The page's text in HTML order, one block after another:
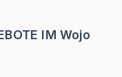
IM Wojo